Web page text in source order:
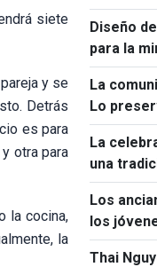
siete
y se
Detrás
es para
otra para
la cocina,
la
Diseño
para la
La
Lo
La
una
lao en
Los
los
papel
Thai